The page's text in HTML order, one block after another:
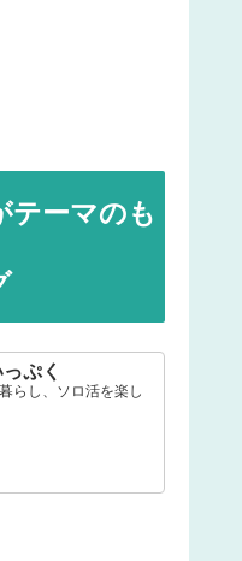
テーマのも
ぷく
らし、ソロ活を楽し